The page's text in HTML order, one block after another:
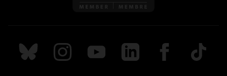
Suivez nous sur Bluesky
Suivez nous sur Instagram
Suivez nous sur Youtube
Suivez nous sur LinkedIn
Suivez nous sur
TikTok